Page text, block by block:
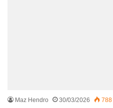
Maz Hendro 30/03/2026 788